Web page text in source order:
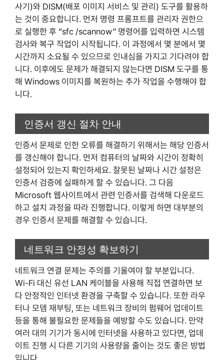
사기)와 DISM(배포 이미지 서비스 및 관리) 도구를 활용하
는 것이 중요합니다. 먼저 명령 프롬프트를 관리자 권한으
로 실행한 후 “sfc /scannow” 명령어를 입력하면 시스템
검사와 복구 작업이 시작됩니다. 이 과정에서 몇 분에서 몇
시간까지 소요될 수 있으므로 인내심을 가지고 기다려야 합
니다. 이후에도 문제가 해결되지 않는다면 DISM 도구를 통
해 Windows 이미지를 복원하는 추가 작업을 수행해야 합
니다.
인증서 갱신 절차 안내
인증서 문제로 인한 오류를 해결하기 위해서는 해당 인증서
를 갱신해야 합니다. 먼저 컴퓨터의 날짜와 시간이 정확히
설정되어 있는지 확인하세요. 잘못된 날짜나 시간 설정은
인증서 검증에 실패하게 할 수 있습니다. 그 다음
Microsoft 웹사이트에서 관련 인증서를 검색해 다운로드
하고 설치 과정을 따라 진행합니다. 이렇게 하면 대부분의
경우 인증서 문제를 해결할 수 있습니다.
네트워크 안정성 확보하기
네트워크 연결 문제는 주의를 기울여야 할 부분입니다.
Wi-Fi 대신 유선 LAN 케이블을 사용해 직접 연결하면 보
다 안정적인 인터넷 환경을 구축할 수 있습니다. 또한 라우
터나 모뎀 재부팅, 또는 네트워크 장비의 펌웨어 업데이트
등을 통해 불필요한 문제들을 예방할 수도 있습니다. 만약
여러 대의 기기가 동시에 인터넷을 사용하고 있다면, 업데
이트 진행 시 다른 기기의 사용량을 줄이는 것도 좋은 방법
입니다.